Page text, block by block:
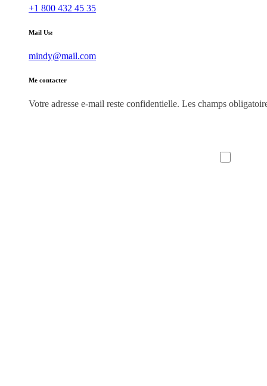
+1 800 432 45 35
Mail Us:
mindy@mail.com
Me contacter
Votre adresse e-mail reste confidentielle. Les champs